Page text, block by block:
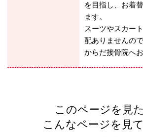
を目指し、お着
ます。
スーツやスカー
配ありませんの
からだ接骨院へ
このページを見
こんなページを見